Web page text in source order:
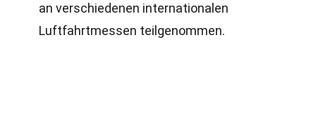
an verschiedenen internationalen
Luftfahrtmessen teilgenommen.